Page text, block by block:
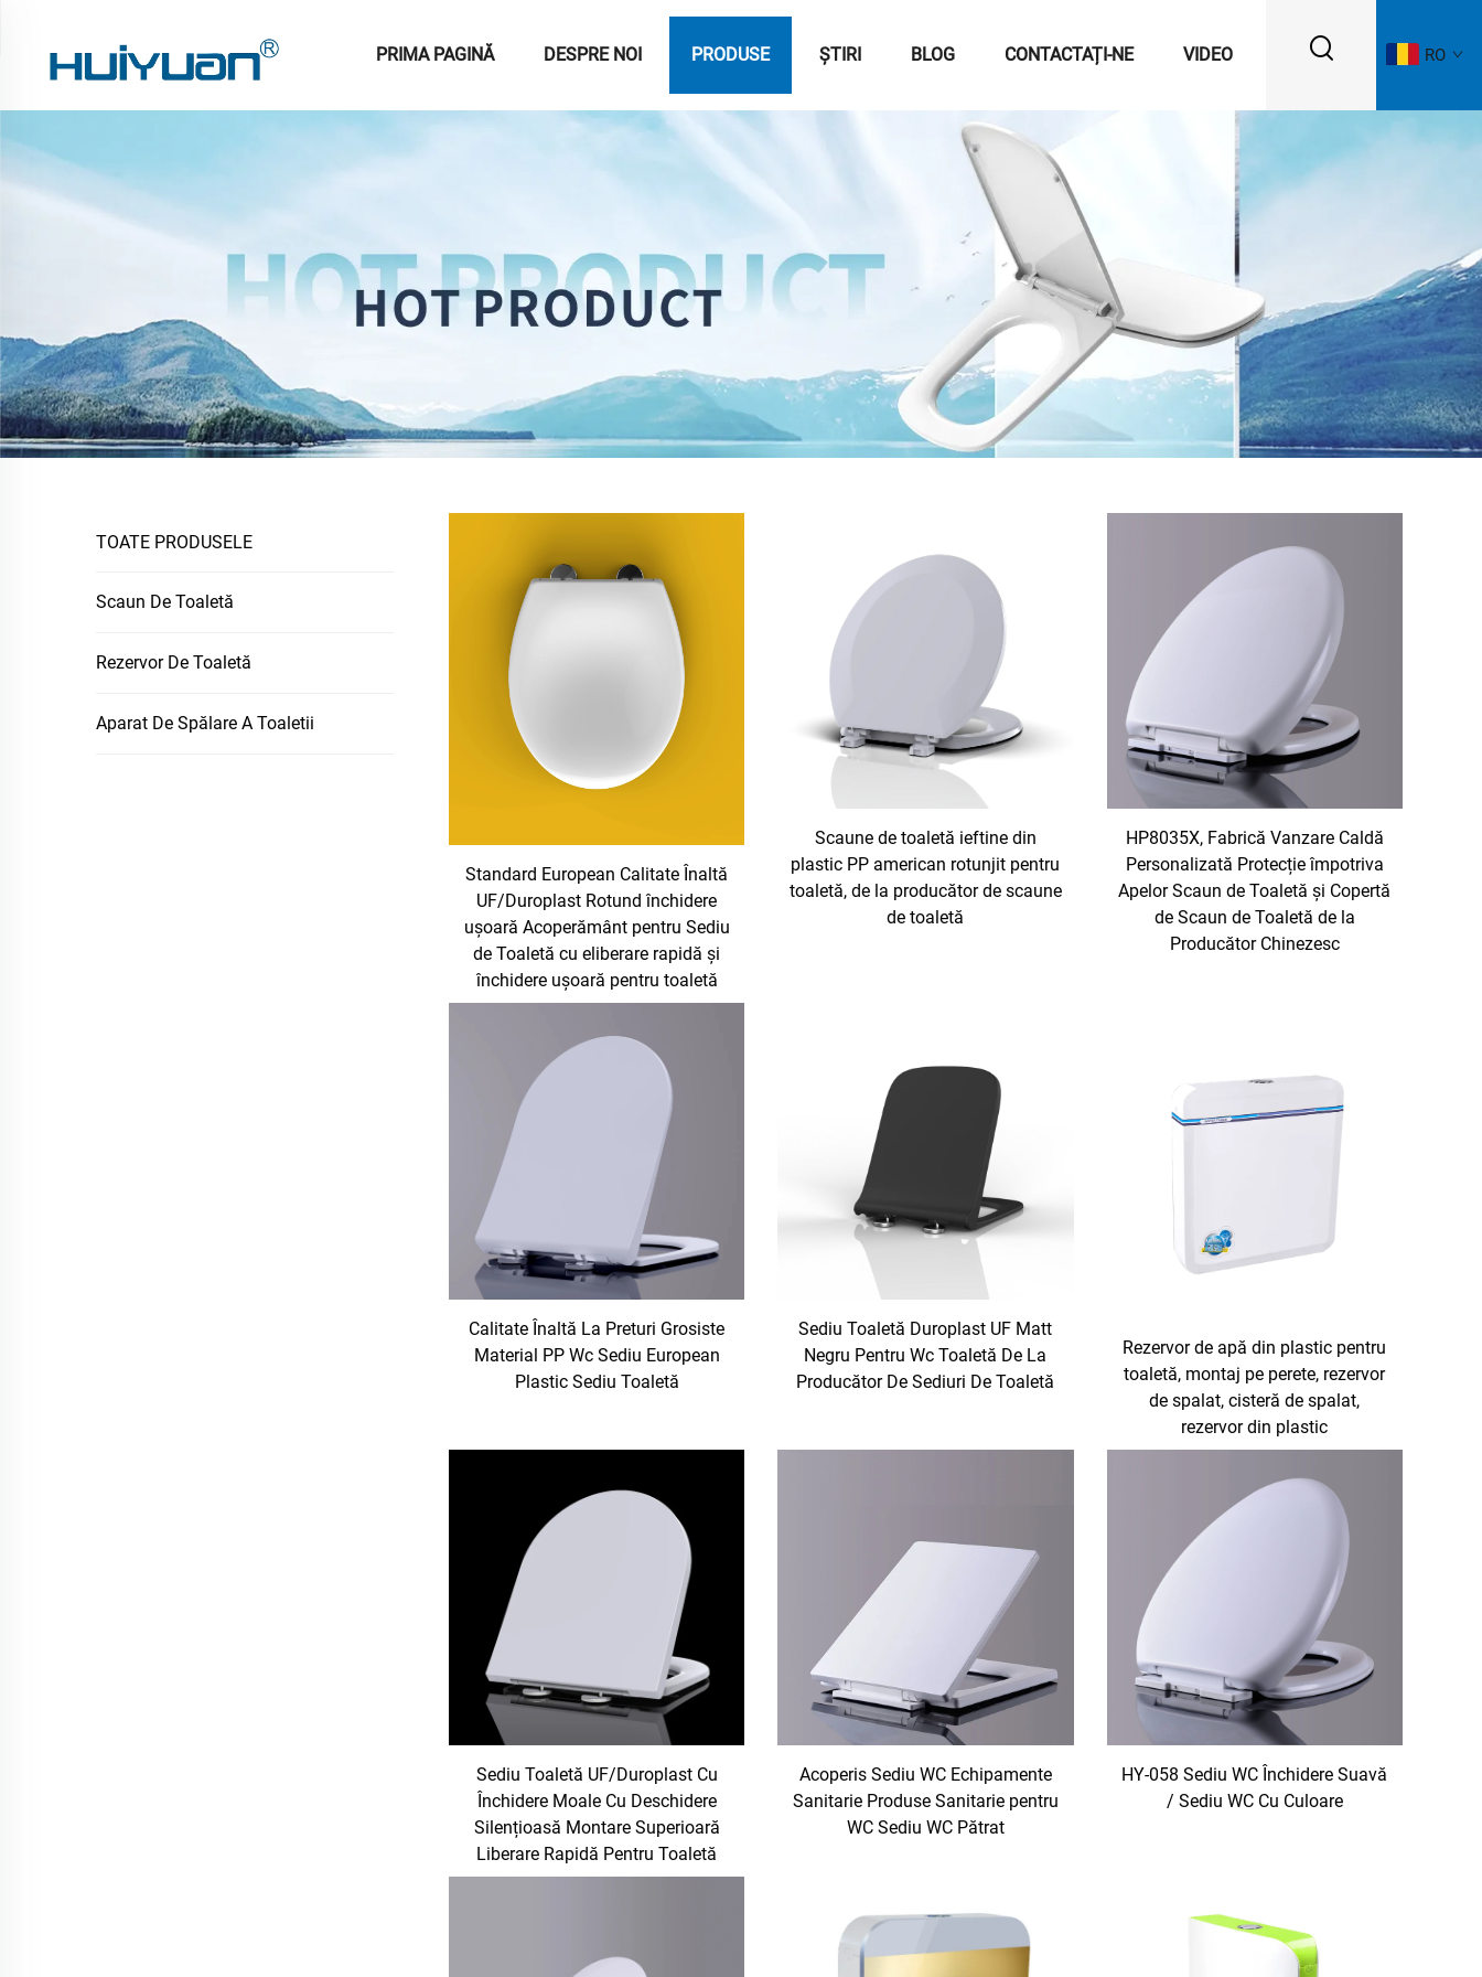
PRIMA PAGINĂ DESPRE NOI PRODUSE ȘTIRI BLOG CONTACTAȚI-NE VIDEO RO
TOATE PRODUSELE
Scaun De Toaletă
Rezervor De Toaletă
Aparat De Spălare A Toaletii
Standard European Calitate Înaltă
UF/Duroplast Rotund închidere
ușoară Acoperământ pentru Sediu
de Toaletă cu eliberare rapidă și
închidere ușoară pentru toaletă
Scaune de toaletă ieftine din
plastic PP american rotunjit pentru
toaletă, de la producător de scaune
de toaletă
HP8035X, Fabrică Vanzare Caldă
Personalizată Protecție împotriva
Apelor Scaun de Toaletă și Copertă
de Scaun de Toaletă de la
Producător Chinezesc
Calitate Înaltă La Preturi Grosiste
Material PP Wc Sediu European
Plastic Sediu Toaletă
Sediu Toaletă Duroplast UF Matt
Negru Pentru Wc Toaletă De La
Producător De Sediuri De Toaletă
Rezervor de apă din plastic pentru
toaletă, montaj pe perete, rezervor
de spalat, cisteră de spalat,
rezervor din plastic
Sediu Toaletă UF/Duroplast Cu
Închidere Moale Cu Deschidere
Silențioasă Montare Superioară
Liberare Rapidă Pentru Toaletă
Acoperis Sediu WC Echipamente
Sanitarie Produse Sanitarie pentru
WC Sediu WC Pătrat
HY-058 Sediu WC Închidere Suavă
/ Sediu WC Cu Culoare